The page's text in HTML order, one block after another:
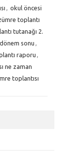
okul öncesi
toplantı
tutanağı 2.
sonu
raporu
ne zaman
toplantısı